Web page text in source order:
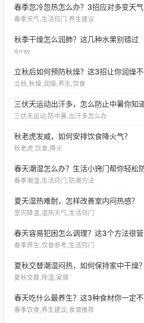
春季忽冷忽热怎么办？3招应对多变天气
春季天气,生活窍门,养生建议
秋季干燥怎么润肺？这几种水果别错过
Array
立秋后如何预防秋燥？这3招让你润燥
立秋,秋燥,润燥,养生,饮食
三伏天运动出汗多，怎么防止中暑你知
三伏天运动,防中暑,出汗多怎么办
秋老虎发威，如何安排饮食降火气？
秋老虎,饮食,降火
春天潮湿怎么办？生活小窍门帮你轻松
春季潮湿,生活窍门,防潮方法
夏天湿热难耐，怎样改善室内闷热感？
室内降温,湿热天气,生活窍门
春天容易犯困怎么调理？这3个方法很
春季养生,饮食参考,生活窍门
夏秋交替潮湿闷热，如何保持家中干燥？
夏秋交替,除湿,家居
春天吃什么最养生？这3种食材你一定
春季饮食,养生建议,食谱推荐